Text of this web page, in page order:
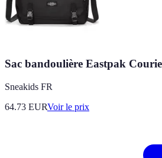
Sac bandoulière Eastpak
Sneakids FR
64.73 EURVoir le prix